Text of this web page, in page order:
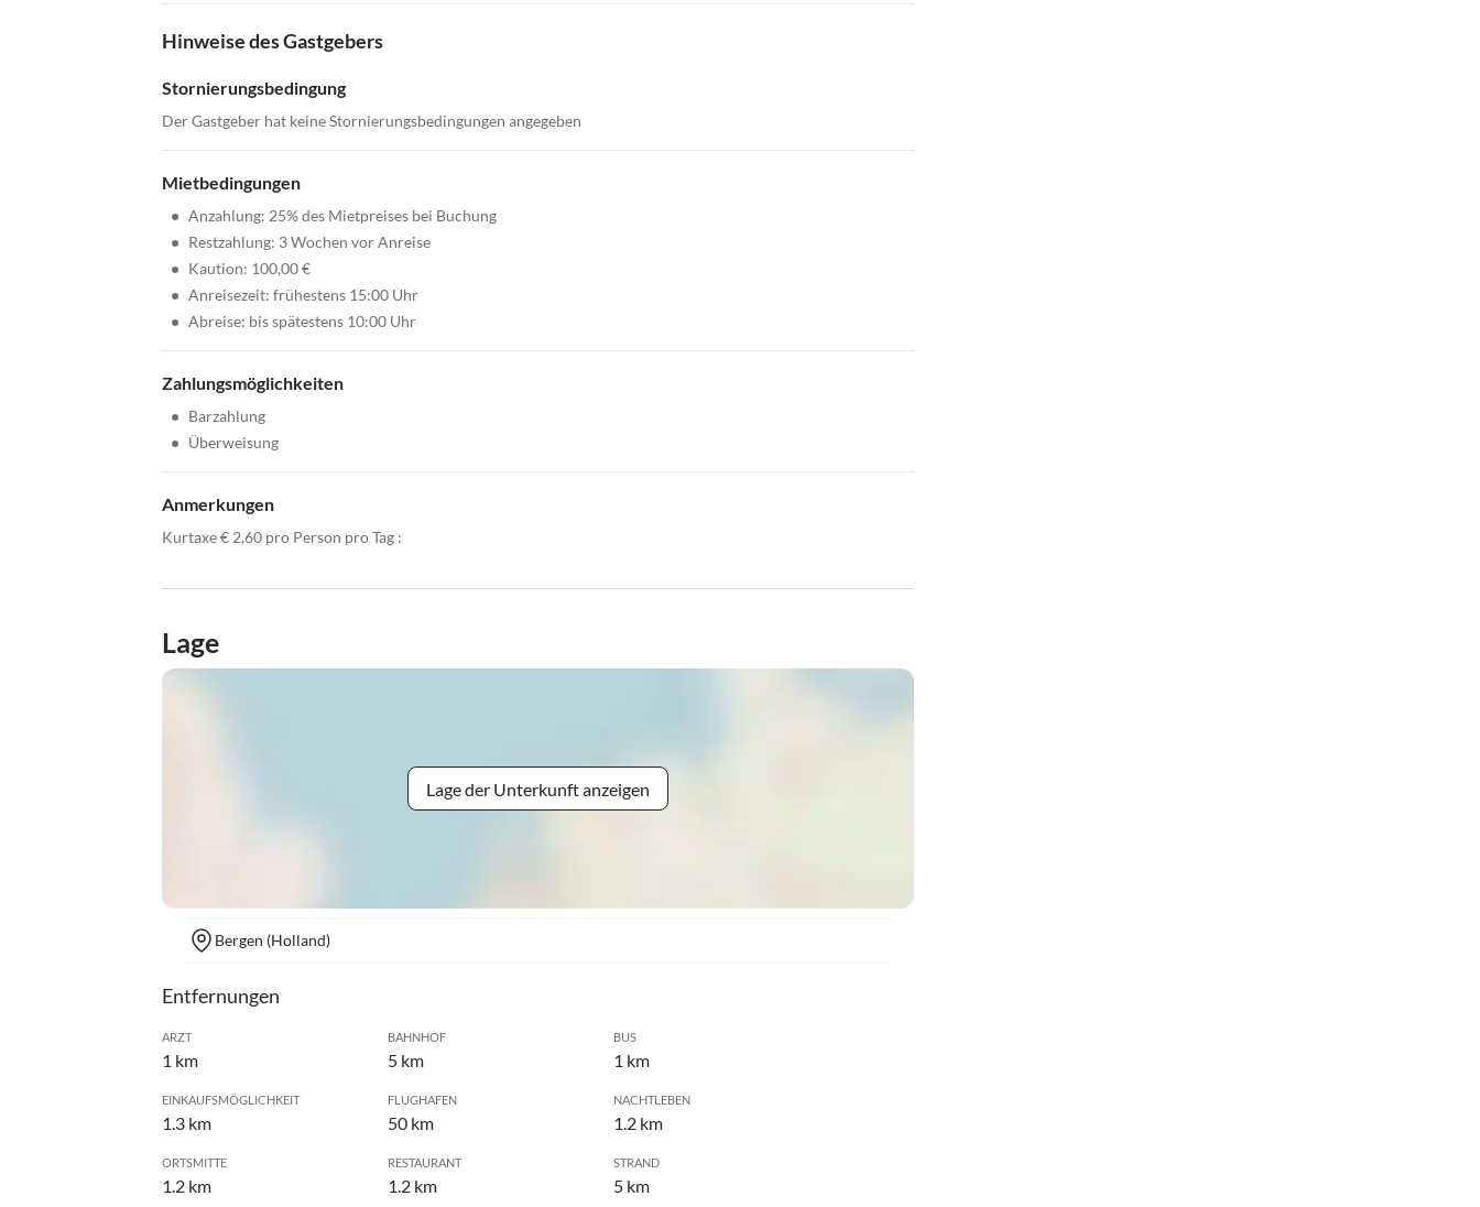
Hinweise des Gastgebers
Stornierungsbedingung
Der Gastgeber hat keine Stornierungsbedingungen angegeben
Mietbedingungen
• Anzahlung: 25% des Mietpreises bei Buchung
• Restzahlung: 3 Wochen vor Anreise
• Kaution: 100,00 €
• Anreisezeit: frühestens 15:00 Uhr
• Abreise: bis spätestens 10:00 Uhr
Zahlungsmöglichkeiten
• Barzahlung
• Überweisung
Anmerkungen
Kurtaxe € 2,60 pro Person pro Tag :
Lage
Lage der Unterkunft anzeigen
Bergen (Holland)
Entfernungen
ARZT
1 km
BAHNHOF
5 km
BUS
1 km
EINKAUFSMÖGLICHKEIT
1.3 km
FLUGHAFEN
50 km
NACHTLEBEN
1.2 km
ORTSMITTE
1.2 km
RESTAURANT
1.2 km
STRAND
5 km